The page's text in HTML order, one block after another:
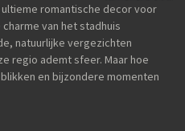
ultieme romantische decor voor
van het stadhuis
natuurlijke vergezichten
regio ademt sfeer. Maar hoe
en bijzondere momenten